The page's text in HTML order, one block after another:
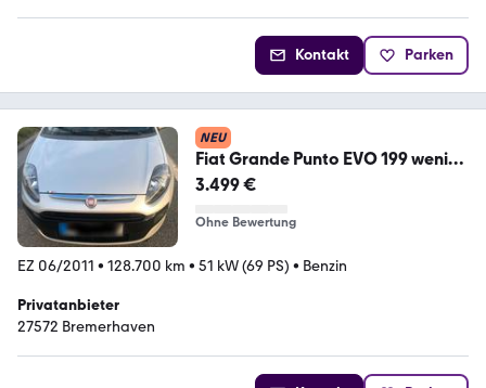
Kontakt Parken
NEU
Fiat Grande Punto EVO 199 wenig
Km 06/201...
3.499 €
Ohne Bewertung
EZ 06/2011 • 128.700 km • 51 kW (69 PS) • Benzin
Privatanbieter
27572 Bremerhaven